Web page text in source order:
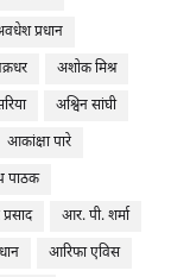
प्रधान
अशोक मिश्र
अश्विन सांघी
आकांक्षा पारे
पाठक
आर. पी. शर्मा
आरिफा एविस